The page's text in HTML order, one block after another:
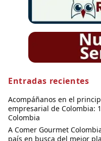
Entradas recientes
Acompáñanos en el
empresarial de Colombia:
Colombia
A Comer Gourmet
país en busca del mejor